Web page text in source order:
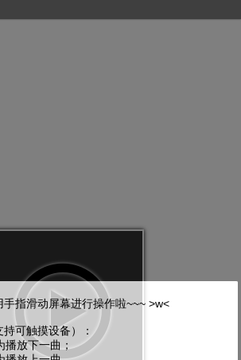
播
指滑动屏幕进行操作啦~~~ >w<
可触摸设备）：
放下一曲；